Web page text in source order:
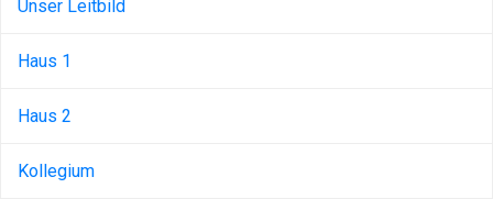
Unser Leitbild
Haus 1
Haus 2
Kollegium